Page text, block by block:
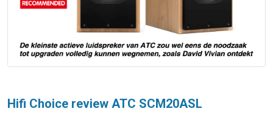
Hifi Choice review ATC SCM20ASL